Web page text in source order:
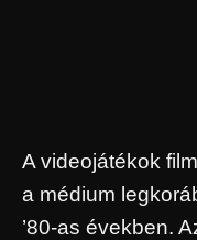
A videojátékok
a médium
’80-as években.